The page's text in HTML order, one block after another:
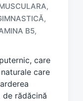
,
,
B5,
care
care
rădăcină